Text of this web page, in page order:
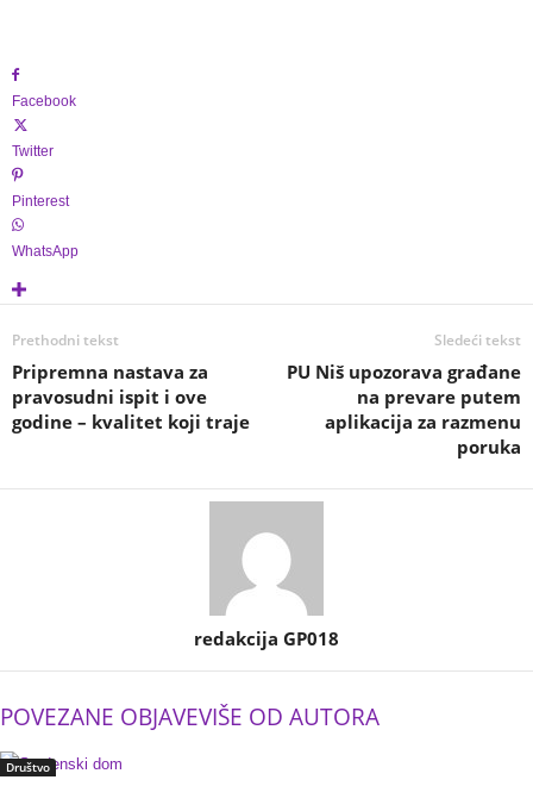
Facebook
Twitter
Pinterest
WhatsApp
Prethodni tekst
Pripremna nastava za
pravosudni ispit i ove
godine – kvalitet koji traje
Sledeći tekst
PU Niš upozorava građane
na prevare putem
aplikacija za razmenu
poruka
redakcija GP018
POVEZANE OBJAVEVIŠE OD AUTORA
Društvo